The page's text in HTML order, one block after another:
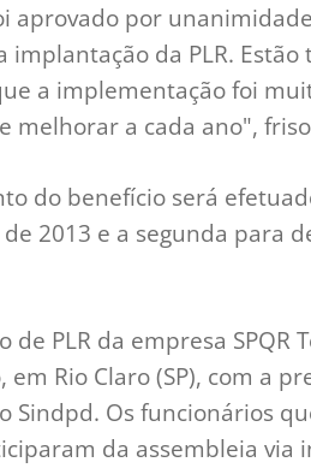
aprovado por
implantação da PLR.
a implementação foi
melhorar a cada ano",
do benefício será
2013 e a segunda para
de PLR da empresa
Rio Claro (SP), com a
Sindpd. Os funcionários
da assembleia via